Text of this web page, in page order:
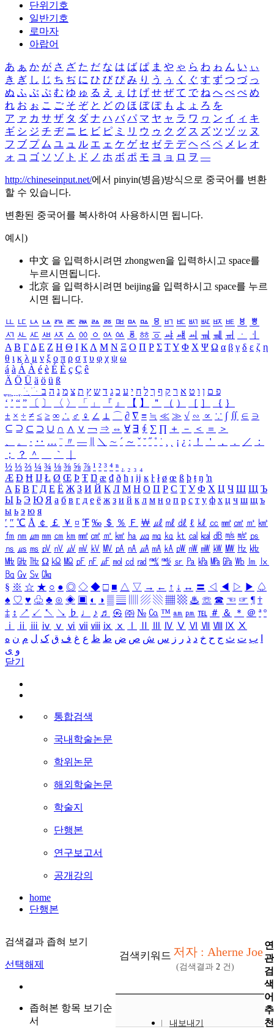
단위기호
일반기호
로마자
아랍어
あ ぁ か が さ ざ た だ な は ば ぱ ま や ゃ ら わ ゎ ん い ぃ
き ぎ し じ ち ぢ に ひ び ぴ み り う ぅ く ぐ す ず つ づ っ
ぬ ふ ぶ ぷ む ゆ ゅ る え ぇ け げ せ ぜ て で ね へ べ ぺ め
れ お ぉ こ ご そ ぞ と ど の ほ ぼ ぽ も よ ょ ろ を
ア ァ カ サ ザ タ ダ ナ ハ バ パ マ ヤ ャ ラ ワ ヮ ン イ ィ キ
ギ シ ジ チ ヂ ニ ヒ ビ ピ ミ リ ウ ゥ ク グ ス ズ ツ ヅ ッ ヌ
フ ブ プ ム ユ ュ ル エ ェ ケ ゲ セ ゼ テ デ ヘ ベ ペ メ レ オ
ォ コ ゴ ソ ゾ ト ド ノ ホ ボ ポ モ ヨ ョ ロ ヲ ―
http://chineseinput.net/에서 pinyin(병음)방식으로 중국어를 변환
할 수 있습니다.
변환된 중국어를 복사하여 사용하시면 됩니다.
예시)
中文 을 입력하시려면 zhongwen을 입력하시고 space를
누르시면됩니다.
北京 을 입력하시려면 beijing을 입력하시고 space를 누르
시면 됩니다.
ㅥ ㅦ ㅧ ㅨ ㅩ ㅪ ㅫ ㅬ ㅭ ㅮ ㅯ ㅰ ㅱ ㅲ ㅳ ㅴ ㅵ ㅶ ㅷ ㅸ
ㅹ
ㅺ ㅻ ㅼ ㅽ ㅾ ㅿ ㆀ ㆁ ㆂ ㆃ ㆄ ㆅ ㆆ ㆇ ㆈ ㆉ ㆊ ㆋ ㆌ ㆍ
ㆎ
Α Β ΓΔ Ε Ζ Η Θ Ι ΚΛ Μ Ν Ξ Ο Π Ρ Σ ΤΥ Φ Χ Ψ Ω α β γ δ ε ζ η
θ ι κ λ μ ν ξ ο π ρ σ τ υ φ χ ψ ω
á à Á À é è É È ç Ç ê
Ä Ö Ü ä ö ü ß
ִֶֹ ֻּ ׁׂ פ ם ן ו ט א ר ק ף ך ל ח י ע כ ג ד ש ץ ת צ מ נ ה ב
‘ ’ “ ” 〔 〕 〈 〉 「 」 『 』 【 】 ＂ （ ） ［ ］ ｛ ｝
± × ÷ ≠ ≤ ≥ ∞ ∴ ♂ ♀ ∠ ⊥ ⌒ ∂ ∇ ≡ ≒ ≪ ≫ √ ∽ ∝ ∵ ∫ ∬ ∈ ∋
⊆ ⊇ ⊂ ⊃ ∪ ∩ ∧ ∨ ￢ ⇒ ⇔ ∀ ∃ ∮ ∑ ∏ ＋ － ＜ ＝
＞
、
。 · ‥ … ¨ 〃 ― ＼ ∼ ´ ～ ˇ ˘ ˝ ˚ ˙ ¸ ¡ ¿ ː ！ ＇ ， ． ／
：
；
？ ＾ ｀
½ ⅓ ⅔ ¼ ¾ ⅛ ⅜ ⅝ ⅞ ¹ ² ³ ⁴ ⁿ ₁ ₂ ₃ ₄
Æ Ð Ħ Ĳ Ł Ø Œ Þ Ŧ Ŋ æ đ ð ħ ı ĳ ĸ ŀ ł ø œ ß þ ŧ ŋ ŉ
А Б В Г Д Е Ё Ж З И Й К Л М Н О П Р С Т У Ф Х Ц Ч Ш Щ Ъ
Ы Ь Э Ю Я а б в г д е ё ж з и й к л м н о п р с т у ф х ц ч ш щ ъ
ы ь э ю я
′ ″ ℃ Å ￠ ￡ ￥ ¤ ℉ ‰ ＄ ％ Ｆ ￦ ㎕ ㎖ ㎗ ℓ ㎘ ㏄ ㎣ ㎤ ㎥ ㎦
㎙ ㎚ ㎛ ㎜ ㎝ ㎞ ㎟ ㎠ ㎡ ㎢ ㏊ ㎍ ㎎ ㎏ ㏏ ㎈ ㎉ ㏈ ㎧ ㎨ ㎰
㎱ ㎲ ㎳ ㎴ ㎵ ㎶ ㎷ ㎸ ㎹ ㎀ ㎁ ㎂ ㎃ ㎄ ㎺ ㎻ ㎽ ㎾ ㎿ ㎐ ㎑
㎒ ㎓ ㎔ Ω ㏀ ㏁ ㎊ ㎋ ㎌ ㏖ ㏅ ㎭ ㎮ ㎯ ㏛ ㎩ ㎪ ㎫ ㎬ ㏝ ㏐
㏓
㏃ ㏉ ㏜ ㏆
§ ※ ☆ ★ ○ ● ◎ ◇ ◆ □ ■ △ ▽ → ← ↑ ↓ ↔ 〓 ◁ ◀ ▷ ▶ ♤
♠ ♡ ♥ ♧ ♣ ⊙ ◈ ▣ ◐ ◑ ▒ ▤ ▨ ▧ ▦ ▩ ♨ ☏ ☎ ☜ ☞ ¶ †
‡ ↕ ↗ ↙ ↖ ↘ ♭ ♩ ♪ ♬ ㉿ ㈜ № ㏇ ™ ㏂ ㏘ ℡ ＃ ＆ ＊ ＠ ª º
ⅰ
ⅱ ⅲ ⅳ ⅴ ⅵ ⅶ ⅷ ⅸ ⅹ Ⅳ Ⅴ Ⅵ Ⅶ Ⅷ Ⅸ Ⅹ
ب ت ث ج ح خ د ذ ر ز س ش ص ض ط ظ ع غ ف ق ک ل م ن ه
و ی
닫기
통합검색
국내학술논문
학위논문
해외학술논문
학술지
단행본
연구보고서
공개강의
home
단행본
검색결과 좁혀 보기
선택해제
좁혀본 항목 보기순
서
검색키워드 저자 : Aherne Joe
(검색결과 2 건)
내보내기
연
관
검
색
어
추
천